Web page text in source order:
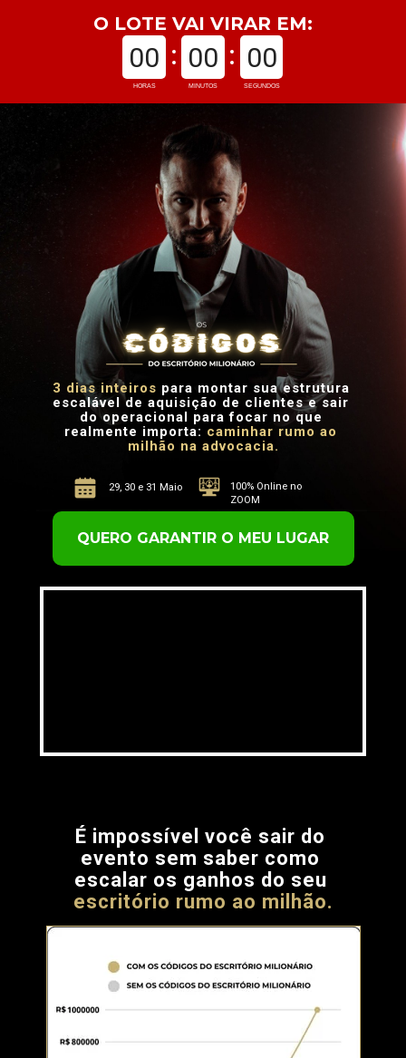
HORAS MINUTOS SEGUNDOS
00 00 00
O LOTE VAI VIRAR EM:
3 dias inteiros para montar sua estrutura
escalável de aquisição de clientes e sair
do operacional para focar no que
realmente importa: caminhar rumo ao
milhão na advocacia.
100% Online no
ZOOM
29, 30 e 31 Maio
QUERO GARANTIR O MEU LUGAR
É impossível você sair do
evento sem saber como
escritório rumo ao milhão.